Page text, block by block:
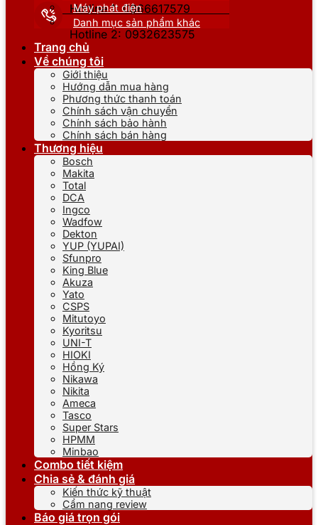
Hotline 1: 0866617579
Hotline 2: 0932623575
Máy phát điện
Danh mục sản phẩm khác
Trang chủ
Về chúng tôi
Giới thiệu
Hướng dẫn mua hàng
Phương thức thanh toán
Chính sách vận chuyển
Chính sách bảo hành
Chính sách bán hàng
Thương hiệu
Bosch
Makita
Total
DCA
Ingco
Wadfow
Dekton
YUP (YUPAI)
Sfunpro
King Blue
Akuza
Yato
CSPS
Mitutoyo
Kyoritsu
UNI-T
HIOKI
Hồng Ký
Nikawa
Nikita
Ameca
Tasco
Super Stars
HPMM
Minbao
Combo tiết kiệm
Chia sẻ & đánh giá
Kiến thức kỹ thuật
Cẩm nang review
Báo giá trọn gói